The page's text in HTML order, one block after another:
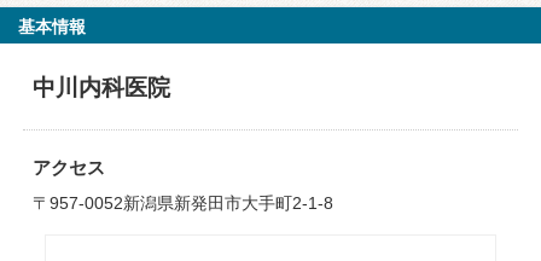
基本情報
中川内科医院
アクセス
〒957-0052新潟県新発田市大手町2-1-8